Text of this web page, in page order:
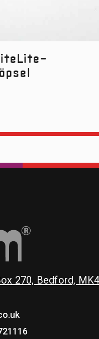
270, Bedford,